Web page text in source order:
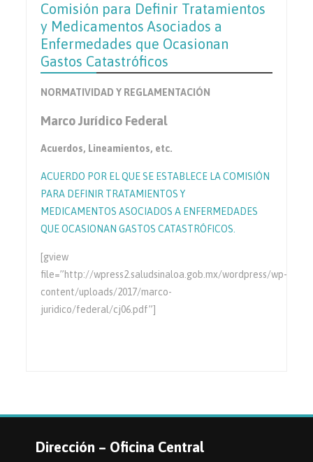
Comisión para Definir Tratamientos
y Medicamentos Asociados a
Enfermedades que Ocasionan
Gastos Catastróficos
NORMATIVIDAD Y REGLAMENTACIÓN
Marco Jurídico Federal
Acuerdos, Lineamientos, etc.
ACUERDO POR EL QUE SE ESTABLECE LA COMISIÓN
PARA DEFINIR TRATAMIENTOS Y
MEDICAMENTOS ASOCIADOS A ENFERMEDADES
QUE OCASIONAN GASTOS CATASTRÓFICOS.
[gview
file=”http://wpress2.saludsinaloa.gob.mx/wordpress/wp-
content/uploads/2017/marco-
juridico/federal/cj06.pdf”]
Dirección – Oficina Central